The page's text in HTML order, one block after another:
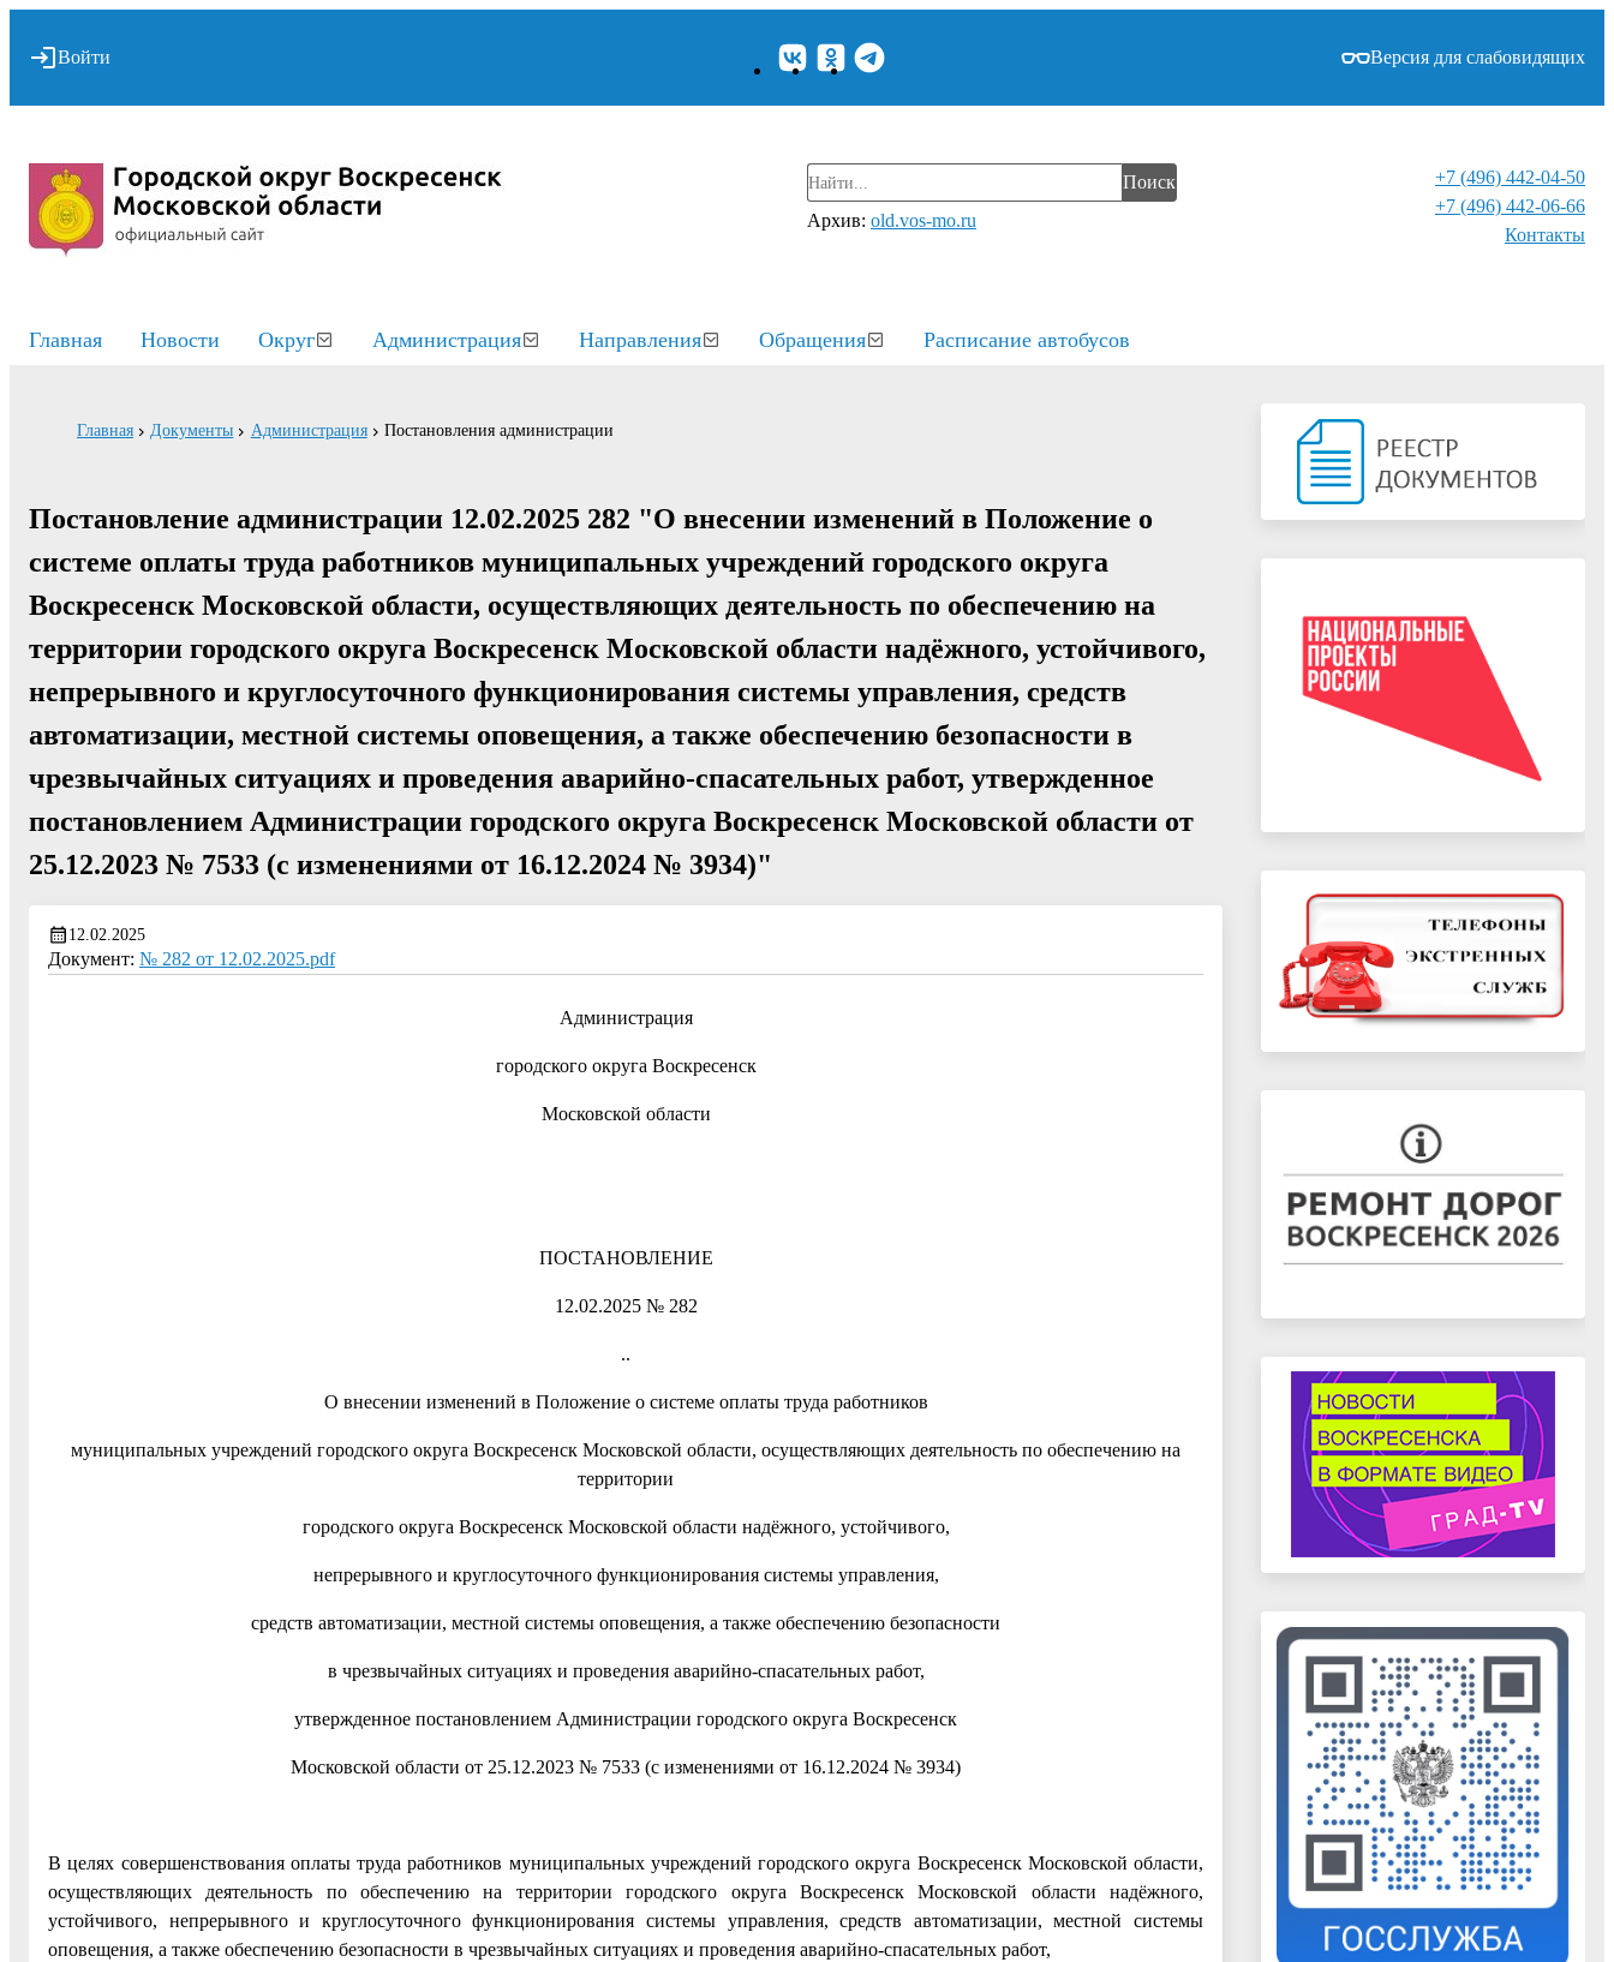
Войти Версия для слабовидящих
Поиск
Архив: old.vos-mo.ru
+7 (496) 442-04-50
+7 (496) 442-06-66
Контакты⁠
Главная Новости Округ Администрация Направления Обращения Расписание автобусов
Главная Документы Администрация Постановления администрации
Постановление администрации 12.02.2025 282 "О внесении изменений в Положение о
системе оплаты труда работников муниципальных учреждений городского округа
Воскресенск Московской области, осуществляющих деятельность по обеспечению на
территории городского округа Воскресенск Московской области надёжного, устойчивого,
непрерывного и круглосуточного функционирования системы управления, средств
автоматизации, местной системы оповещения, а также обеспечению безопасности в
чрезвычайных ситуациях и проведения аварийно-спасательных работ, утвержденное
постановлением Администрации городского округа Воскресенск Московской области от
25.12.2023 № 7533 (с изменениями от 16.12.2024 № 3934)"
12.02.2025
Документ: № 282 от 12.02.2025.pdf
Администрация
городского округа Воскресенск
Московской области
ПОСТАНОВЛЕНИЕ
12.02.2025 № 282
..
О внесении изменений в Положение о системе оплаты труда работников
муниципальных учреждений городского округа Воскресенск Московской области, осуществляющих деятельность по обеспечению на
территории
городского округа Воскресенск Московской области надёжного, устойчивого,
непрерывного и круглосуточного функционирования системы управления,
средств автоматизации, местной системы оповещения, а также обеспечению безопасности
в чрезвычайных ситуациях и проведения аварийно-спасательных работ,
утвержденное постановлением Администрации городского округа Воскресенск
Московской области от 25.12.2023 № 7533 (с изменениями от 16.12.2024 № 3934)
В целях совершенствования оплаты труда работников муниципальных учреждений городского округа Воскресенск Московской области,
осуществляющих деятельность по обеспечению на территории городского округа Воскресенск Московской области надёжного,
устойчивого, непрерывного и круглосуточного функционирования системы управления, средств автоматизации, местной системы
оповещения, а также обеспечению безопасности в чрезвычайных ситуациях и проведения аварийно-спасательных работ,